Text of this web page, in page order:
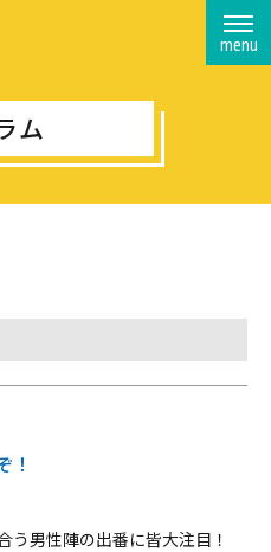
menu
ム
！
う男性陣の出番に皆大注目！